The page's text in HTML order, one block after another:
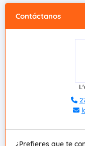
Contáctanos
¿Prefieres que te